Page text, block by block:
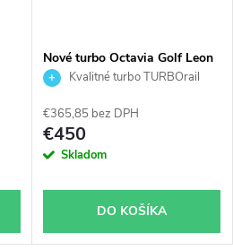
Nové turbo Octavia Golf Leon
1.9TDi Garrett 454232 713672
Kvalitné turbo TURBOrail
€365,85 bez DPH
€450
Skladom
DO KOŠÍKA